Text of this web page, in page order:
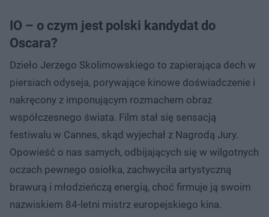
IO – o czym jest polski kandydat do
Oscara?
Dzieło Jerzego Skolimowskiego to zapierająca dech w
piersiach odyseja, porywające kinowe doświadczenie i
nakręcony z imponującym rozmachem obraz
współczesnego świata. Film stał się sensacją
festiwalu w Cannes, skąd wyjechał z Nagrodą Jury.
Opowieść o nas samych, odbijających się w wilgotnych
oczach pewnego osiołka, zachwyciła artystyczną
brawurą i młodzieńczą energią, choć firmuje ją swoim
nazwiskiem 84-letni mistrz europejskiego kina.